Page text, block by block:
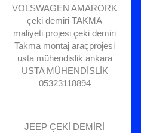
VOLSWAGEN AMARORK
çeki demiri TAKMA
maliyeti projesi çeki demiri
Takma montaj araçprojesi
usta mühendislik ankara
USTA MÜHENDİSLİK
05323118894
JEEP ÇEKİ DEMİRİ